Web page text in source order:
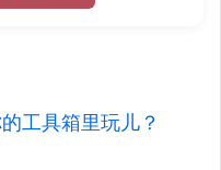
工具箱里玩儿？